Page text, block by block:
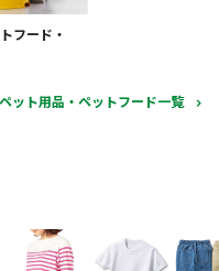
フード・
ット用品・ペットフード一覧